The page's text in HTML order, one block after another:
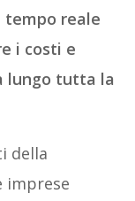
reale
i costi e
lungo tutta la
della
imprese